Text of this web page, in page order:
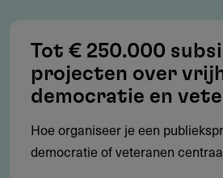
Welke voorwaarden gelden voor
Project draagt bij aan
weerbaarheid
Cofinanciering vereist: Vfonds
kosten
Tot € 250.000
projecten over
democratie en
Hoe organiseer je een
democratie of veteranen